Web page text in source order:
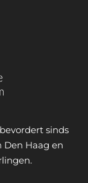
sinds
Haag en